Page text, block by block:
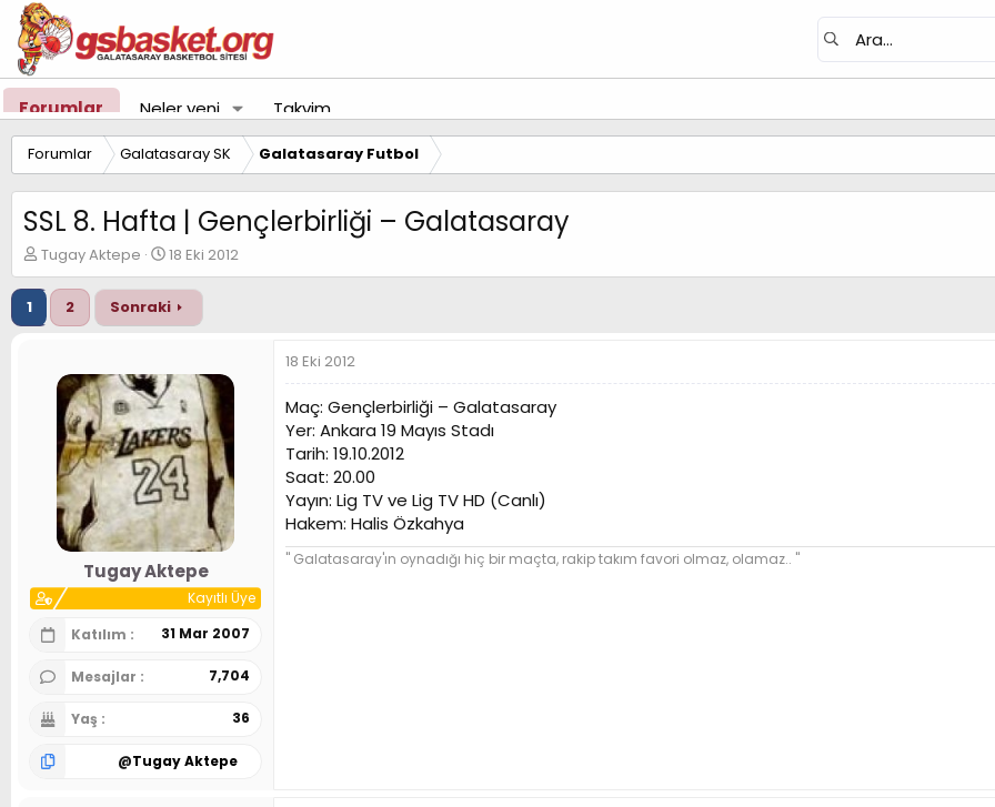
Forumlar Neler yeni Takvim
Forumlar Galatasaray SK Galatasaray Futbol
SSL 8. Hafta | Gençlerbirliği – Galatasaray
K
o
n
u
y
Tugay Aktepe
B
a
ş
l
a
g
ı
t
a
r
i
h
18 Eki 2012
1 2 Sonraki
Tugay Aktepe
Kayıtlı Üye
Katılım
31 Mar 2007
Mesajlar 7,704
Yaş 36
@Tugay Aktepe
18 Eki 2012
Maç: Gençlerbirliği – Galatasaray
Yer: Ankara 19 Mayıs Stadı
Tarih: 19.10.2012
Saat: 20.00
Yayın: Lig TV ve Lig TV HD (Canlı)
Hakem: Halis Özkahya
" Galatasaray'ın oynadığı hiç bir maçta, rakip takım favori olmaz, olamaz.. "